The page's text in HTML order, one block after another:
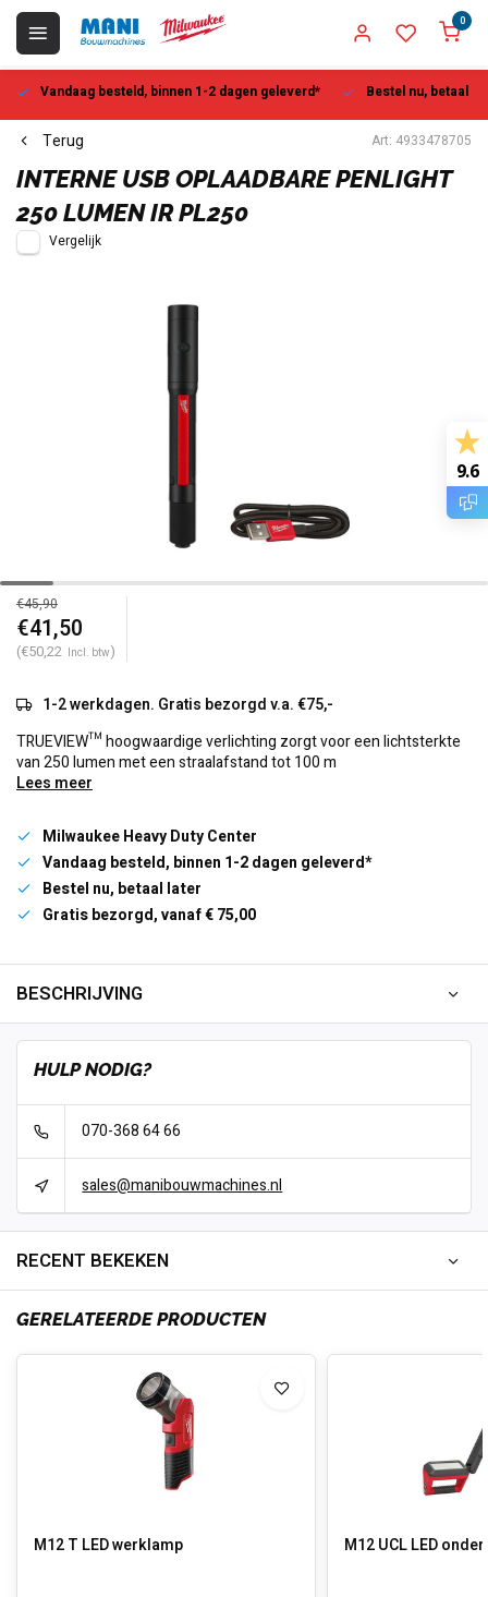
0
Vandaag besteld, binnen 1-2 dagen geleverd* Bestel nu, betaal
Terug Art: 4933478705
INTERNE USB OPLAADBARE PENLIGHT
250 LUMEN IR PL250
Vergelijk
€45,90
€41,50
(€50,22 Incl. btw)
1-2 werkdagen. Gratis bezorgd v.a. €75,-
TRUEVIEW™ hoogwaardige verlichting zorgt voor een lichtsterkte
van 250 lumen met een straalafstand tot 100 m
Lees meer
Milwaukee Heavy Duty Center
Vandaag besteld, binnen 1-2 dagen geleverd*
Bestel nu, betaal later
Gratis bezorgd, vanaf € 75,00
BESCHRIJVING
HULP NODIG?
070-368 64 66
sales@manibouwmachines.nl
RECENT BEKEKEN
GERELATEERDE PRODUCTEN
M12 T LED werklamp M12 UCL
9.6